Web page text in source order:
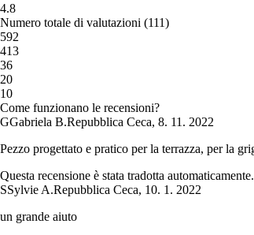
4.8
Numero totale di valutazioni (111)
592
413
36
20
10
Come funzionano le recensioni?
GGabriela B.Repubblica Ceca, 8. 11. 2022
Pezzo progettato e pratico per la terrazza, per la
Questa recensione è stata tradotta automaticamente.
SSylvie A.Repubblica Ceca, 10. 1. 2022
un grande aiuto